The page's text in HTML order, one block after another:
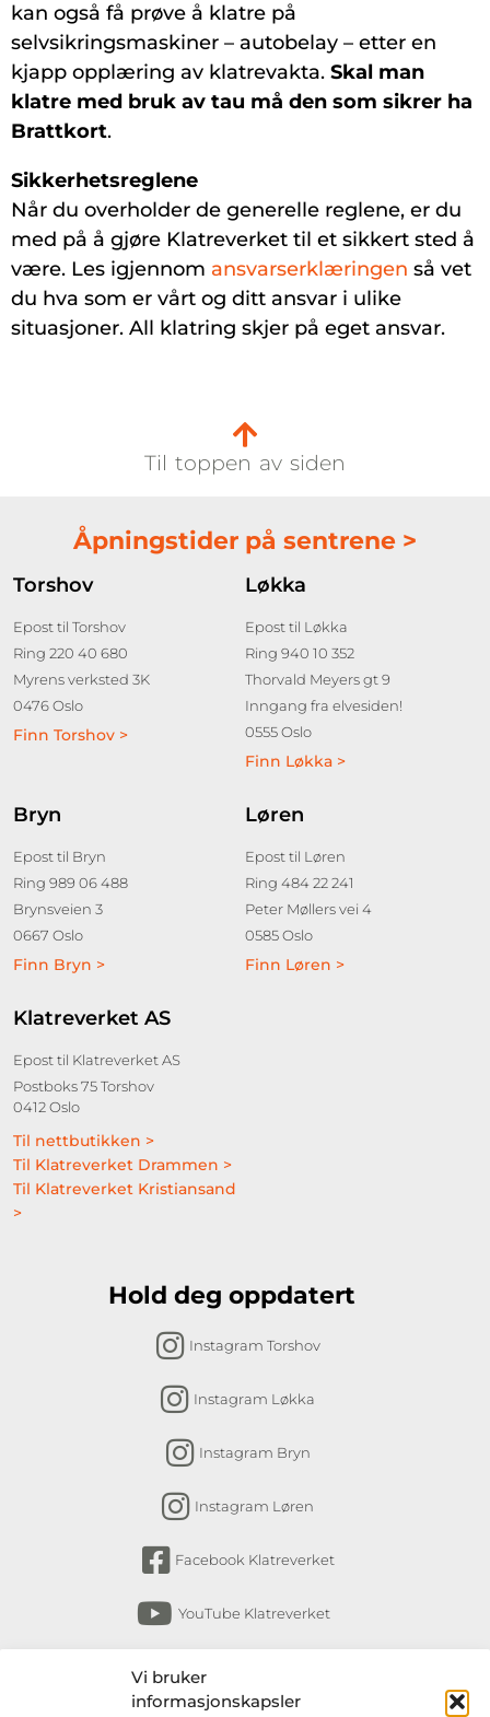
Vi bruker
informasjonskapsler
kan også få prøve å klatre på
selvsikringsmaskiner – autobelay – etter en
kjapp opplæring av klatrevakta. Skal man
klatre med bruk av tau må den som sikrer ha
Brattkort.
Sikkerhetsreglene
Når du overholder de generelle reglene, er du
med på å gjøre Klatreverket til et sikkert sted å
være. Les igjennom ansvarserklæringen så vet
du hva som er vårt og ditt ansvar i ulike
situasjoner. All klatring skjer på eget ansvar.
Til toppen av siden
Åpningstider på sentrene >
Torshov
Epost til Torshov
Ring 220 40 680
Myrens verksted 3K
0476 Oslo
Finn Torshov >
Løkka
Epost til Løkka
Ring 940 10 352
Thorvald Meyers gt 9
Inngang fra elvesiden!
0555 Oslo
Finn Løkka >
Bryn
Epost til Bryn
Ring 989 06 488
Brynsveien 3
0667 Oslo
Finn Bryn >
Løren
Epost til Løren
Ring 484 22 241
Peter Møllers vei 4
0585 Oslo
Finn Løren >
Klatreverket AS
Epost til Klatreverket AS
Postboks 75 Torshov
0412 Oslo
Til nettbutikken >
Til Klatreverket Drammen >
Til Klatreverket Kristiansand
>
Hold deg oppdatert
Instagram Torshov
Instagram Løkka
Instagram Bryn
Instagram Løren
Facebook Klatreverket
YouTube Klatreverket
Abonner på nyhetsbrev